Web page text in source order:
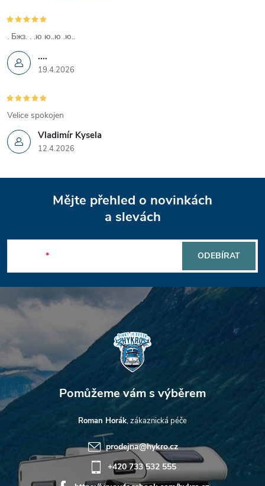
d
a
c
í
p
r
v
p
i
u
....
19.4.2026
. Бжз. . .ю ю..ю .ю..
Vladimír Kysela
12.4.2026
Velice spokojen
p
a
t
í
Mějte přehled o novinkách
a slevách
ODEBÍRAT
Roman Horák
prodejna@hykro.cz
+420 733 532 555